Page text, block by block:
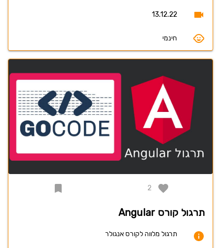
13.12.22
חינמי
2
תרגול קורס Angular
תרגול מלווה לקורס אנגולר